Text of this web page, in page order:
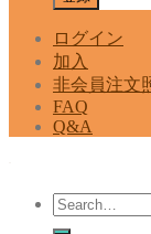
ログイン
加入
非会員注文
FAQ
Q&A
Search
for: